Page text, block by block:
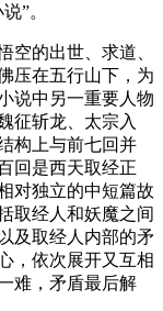
”。
空的出世、求道、
压在五行山下，为
说中另一重要人物
征斩龙、太宗入
构上与前七回并
回是西天取经正
对独立的中短篇故
取经人和妖魔之间
及取经人内部的矛
，依次展开又互相
难，矛盾最后解